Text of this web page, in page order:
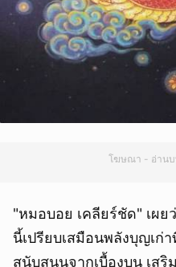
โฆษณา - อ่านบ
"หมอบอย เคลียร์ชัด" เผย
นี้เปรียบเสมือนพลังบุญเก่
สนับสนุนจากเบื้องบน เส